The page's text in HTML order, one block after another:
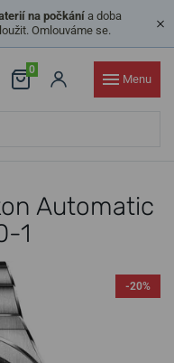
na počkánía doba
Omlouváme se.
0
Menu
Automatic
1
-20%